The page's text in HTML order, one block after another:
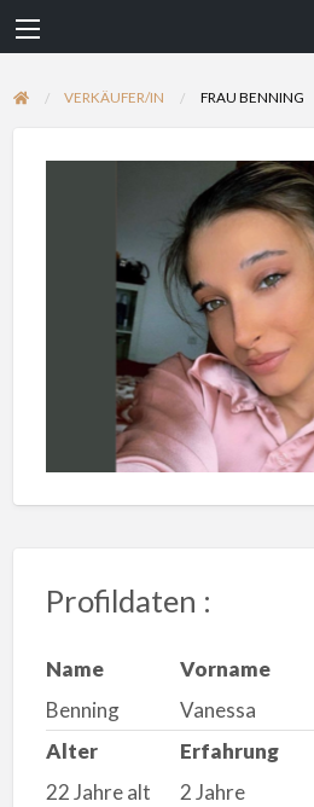
VERKÄUFER/IN FRAU BENNING
Profildaten :
Name
Benning
Vorname
Vanessa
Alter
22 Jahre alt
Erfahrung
2 Jahre